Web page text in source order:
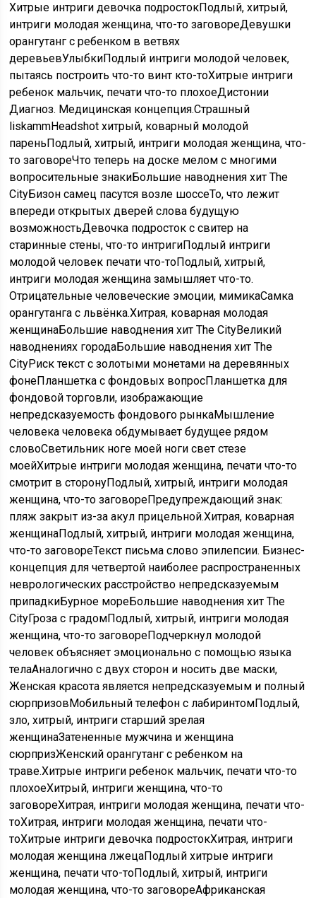
Хитрые интриги девочка подростокПодлый, хитрый,
интриги молодая женщина, что-то заговореДевушки
орангутанг с ребенком в ветвях
деревьевУлыбкиПодлый интриги молодой человек,
пытаясь построить что-то винт кто-тоХитрые интриги
ребенок мальчик, печати что-то плохоеДистонии
Диагноз. Медицинская концепция.Страшный
liskammHeadshot хитрый, коварный молодой
пареньПодлый, хитрый, интриги молодая женщина, что-
то заговореЧто теперь на доске мелом с многими
вопросительные знакиБольшие наводнения хит The
CityБизон самец пасутся возле шоссеТо, что лежит
впереди открытых дверей слова будущую
возможностьДевочка подросток с свитер на
старинные стены, что-то интригиПодлый интриги
молодой человек печати что-тоПодлый, хитрый,
интриги молодая женщина замышляет что-то.
Отрицательные человеческие эмоции, мимикаСамка
орангутанга с львёнка.Хитрая, коварная молодая
женщинаБольшие наводнения хит The CityВеликий
наводнениях городаБольшие наводнения хит The
CityРиск текст с золотыми монетами на деревянных
фонеПланшетка с фондовых вопросПланшетка для
фондовой торговли, изображающие
непредсказуемость фондового рынкаМышление
человека человека обдумывает будущее рядом
словоСветильник ноге моей ноги свет стезе
моейХитрые интриги молодая женщина, печати что-то
смотрит в сторонуПодлый, хитрый, интриги молодая
женщина, что-то заговореПредупреждающий знак:
пляж закрыт из-за акул прицельной.Хитрая, коварная
женщинаПодлый, хитрый, интриги молодая женщина,
что-то заговореТекст письма слово эпилепсии. Бизнес-
концепция для четвертой наиболее распространенных
неврологических расстройство непредсказуемым
припадкиБурное мореБольшие наводнения хит The
CityГроза с градомПодлый, хитрый, интриги молодая
женщина, что-то заговореПодчеркнул молодой
человек объясняет эмоционально с помощью языка
телаАналогично с двух сторон и носить две маски,
Женская красота является непредсказуемым и полный
сюрпризовМобильный телефон с лабиринтомПодлый,
зло, хитрый, интриги старший зрелая
женщинаЗатененные мужчина и женщина
сюрпризЖенский орангутанг с ребенком на
траве.Хитрые интриги ребенок мальчик, печати что-то
плохоеХитрый, интриги женщина, что-то
заговореХитрая, интриги молодая женщина, печати что-
тоХитрая, интриги молодая женщина, печати что-
тоХитрые интриги девочка подростокХитрая, интриги
молодая женщина лжецаПодлый хитрые интриги
женщина, печати что-тоПодлый, хитрый, интриги
молодая женщина, что-то заговореАфриканская